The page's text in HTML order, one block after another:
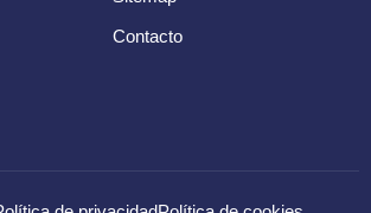
Contacto